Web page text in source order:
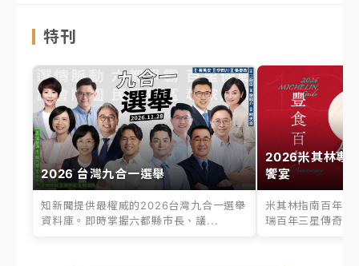
特刊
2026 台灣九合一選舉
知新聞提供最權威的2026台灣九合一選舉
資料庫。即時掌握六都縣市長、議...
2026米其林專
饗宴
米其林指南百年之
瑞百年三星傳奇、